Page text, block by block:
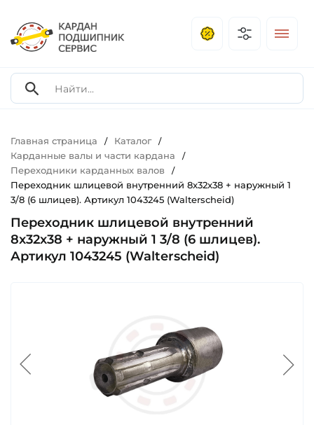
Главная страница / Каталог /
Карданные валы и части кардана /
Переходники карданных валов /
Переходник шлицевой внутренний 8x32x38 + наружный 1
3/8 (6 шлицев). Артикул 1043245 (Walterscheid)
Переходник шлицевой внутренний
8x32x38 + наружный 1 3/8 (6 шлицев).
Артикул 1043245 (Walterscheid)